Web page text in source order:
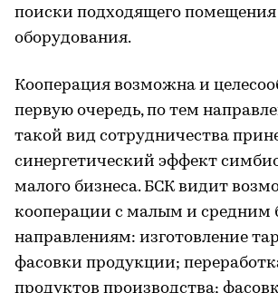
поиски подходящего
оборудования.
Кооперация возможна и
первую очередь, по тем
такой вид сотрудничества
синергетический эффект
малого бизнеса. БСК видит
кооперации с малым и средним
направлениям: изготовление
фасовки продукции;
продуктов производства;